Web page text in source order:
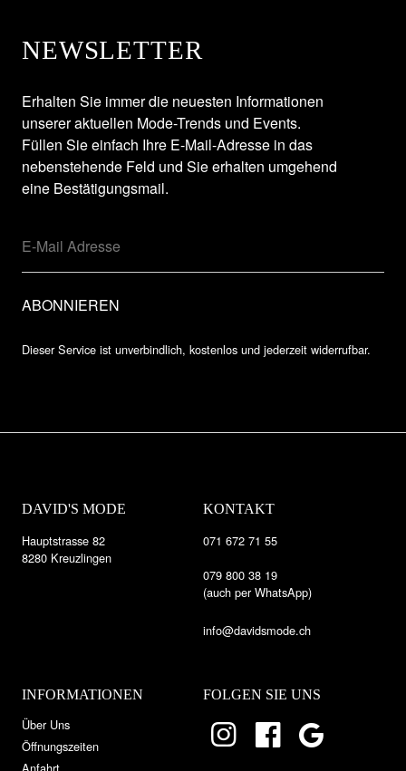
NEWSLETTER
Erhalten Sie immer die neuesten Informationen
unserer aktuellen Mode-Trends und Events.
Füllen Sie einfach Ihre E-Mail-Adresse in das
nebenstehende Feld und Sie erhalten umgehend
eine Bestätigungsmail.
Dieser Service ist unverbindlich, kostenlos und jederzeit widerrufbar.
DAVID'S MODE
Hauptstrasse 82
8280 Kreuzlingen
KONTAKT
071 672 71 55
079 800 38 19
(auch per WhatsApp)
info@davidsmode.ch
INFORMATIONEN
Über Uns
Öffnungszeiten
Anfahrt
FOLGEN SIE UNS